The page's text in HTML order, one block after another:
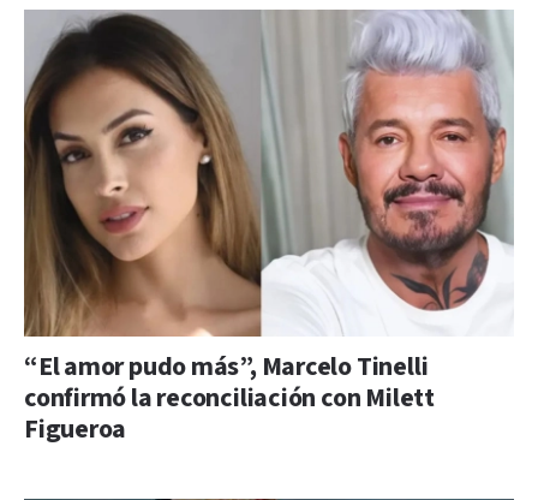
“El amor pudo más”, Marcelo Tinelli
confirmó la reconciliación con Milett
Figueroa